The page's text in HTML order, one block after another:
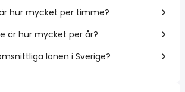
hur mycket per timme?
är hur mycket per år?
lönen i Sverige?